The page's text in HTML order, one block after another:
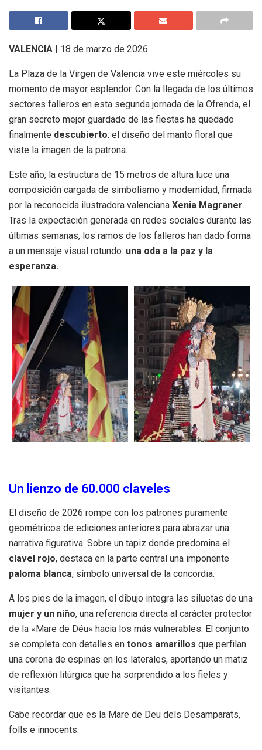
VALENCIA | 18 de marzo de 2026
La Plaza de la Virgen de Valencia vive este miércoles su
momento de mayor esplendor. Con la llegada de los últimos
sectores falleros en esta segunda jornada de la Ofrenda, el
gran secreto mejor guardado de las fiestas ha quedado
finalmente descubierto: el diseño del manto floral que
viste la imagen de la patrona.
Este año, la estructura de 15 metros de altura luce una
composición cargada de simbolismo y modernidad, firmada
por la reconocida ilustradora valenciana Xenia Magraner.
Tras la expectación generada en redes sociales durante las
últimas semanas, los ramos de los falleros han dado forma
a un mensaje visual rotundo: una oda a la paz y la
esperanza.
Un lienzo de 60.000 claveles
El diseño de 2026 rompe con los patrones puramente
geométricos de ediciones anteriores para abrazar una
narrativa figurativa. Sobre un tapiz donde predomina el
clavel rojo, destaca en la parte central una imponente
paloma blanca, símbolo universal de la concordia.
A los pies de la imagen, el dibujo integra las siluetas de una
mujer y un niño, una referencia directa al carácter protector
de la «Mare de Déu» hacia los más vulnerables. El conjunto
se completa con detalles en tonos amarillos que perfilan
una corona de espinas en los laterales, aportando un matiz
de reflexión litúrgica que ha sorprendido a los fieles y
visitantes.
Cabe recordar que es la Mare de Deu dels Desamparats,
folls e innocents.